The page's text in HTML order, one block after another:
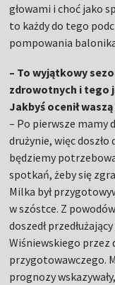
głowami i choć jako
to każdy do tego
pompowania
– To wyjątkowy
zdrowotnych i tego
Jakbyś ocenił
– Po pierwsze mamy
drużynie, więc doszło
będziemy
spotkań, żeby się
Milka był
w szóstce. Z
doszedł
Wiśniewskiego przez
przygotowawczego.
prognozy